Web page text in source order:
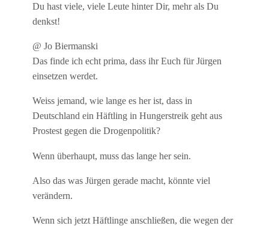
Du hast viele, viele Leute hinter Dir, mehr als Du
denkst!
@ Jo Biermanski
Das finde ich echt prima, dass ihr Euch für Jürgen
einsetzen werdet.
Weiss jemand, wie lange es her ist, dass in
Deutschland ein Häftling in Hungerstreik geht aus
Prostest gegen die Drogenpolitik?
Wenn überhaupt, muss das lange her sein.
Also das was Jürgen gerade macht, könnte viel
verändern.
Wenn sich jetzt Häftlinge anschließen, die wegen der